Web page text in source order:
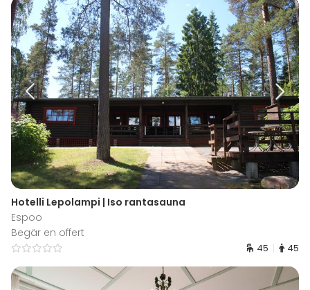
Hotelli Lepolampi | Iso rantasauna
Espoo
Begär en offert
45 45